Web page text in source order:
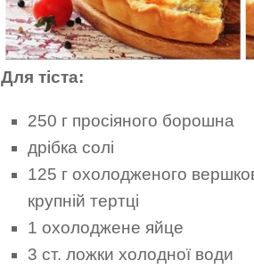
Для тіста:
250 г просіяного борошна
дрібка солі
125 г охолодженого
крупній тертці
1 охолоджене яйце
3 ст. ложки холодної води